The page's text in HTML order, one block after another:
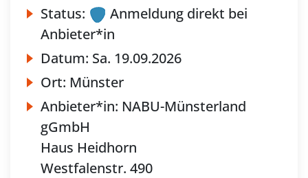
Status:
Anmeldung direkt bei
Anbieter*in
Datum: Sa. 19.09.2026
Ort: Münster
Anbieter*in: NABU-Münsterland
gGmbH
Haus Heidhorn
Westfalenstr. 490